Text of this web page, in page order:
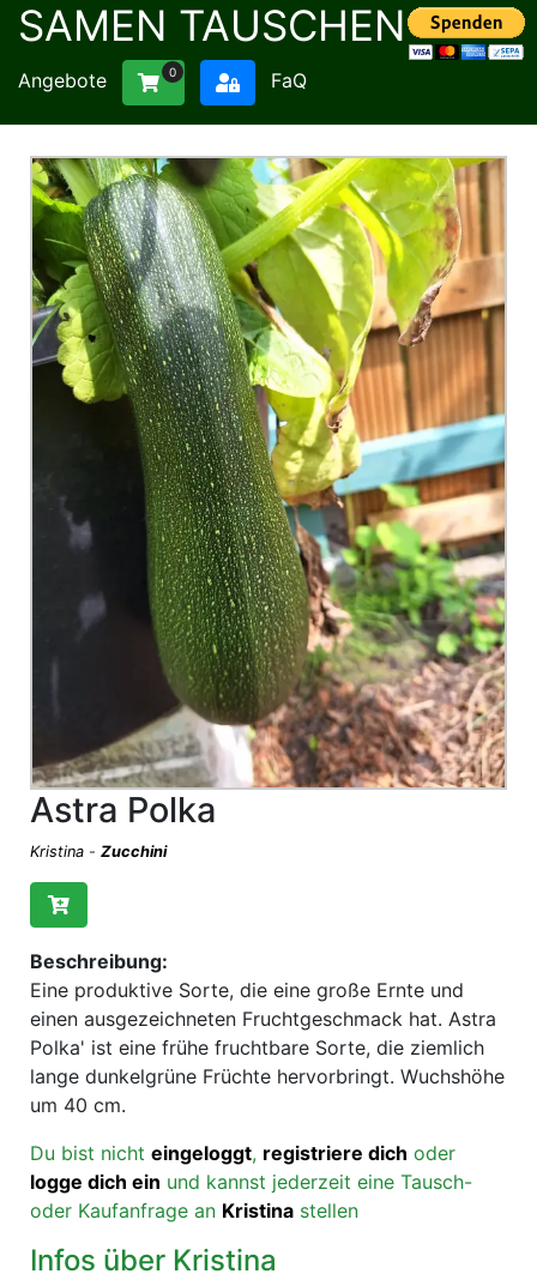
SAMEN TAUSCHEN
Angebote 0 FaQ
Astra Polka
Kristina - Zucchini
Beschreibung:
Eine produktive Sorte, die eine große Ernte und
einen ausgezeichneten Fruchtgeschmack hat. Astra
Polka' ist eine frühe fruchtbare Sorte, die ziemlich
lange dunkelgrüne Früchte hervorbringt. Wuchshöhe
um 40 cm.
Du bist nicht eingeloggt, registriere dich oder
logge dich ein und kannst jederzeit eine Tausch-
oder Kaufanfrage an Kristina stellen
Infos über Kristina